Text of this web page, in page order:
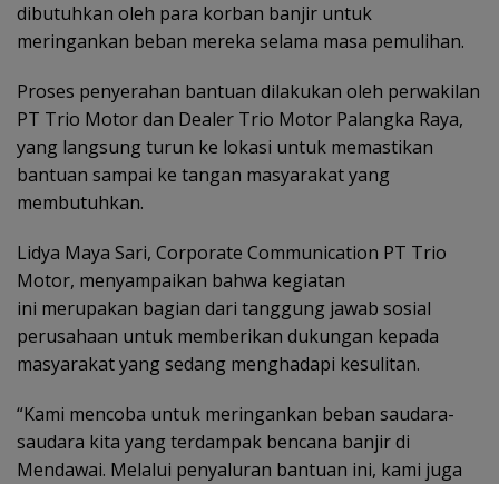
dibutuhkan oleh para korban banjir untuk
meringankan beban mereka selama masa pemulihan.
Proses penyerahan bantuan dilakukan oleh perwakilan
PT Trio Motor dan Dealer Trio Motor Palangka Raya,
yang langsung turun ke lokasi untuk memastikan
bantuan sampai ke tangan masyarakat yang
membutuhkan.
Lidya Maya Sari, Corporate Communication PT Trio
Motor, menyampaikan bahwa kegiatan
ini merupakan bagian dari tanggung jawab sosial
perusahaan untuk memberikan dukungan kepada
masyarakat yang sedang menghadapi kesulitan.
“Kami mencoba untuk meringankan beban saudara-
saudara kita yang terdampak bencana banjir di
Mendawai. Melalui penyaluran bantuan ini, kami juga